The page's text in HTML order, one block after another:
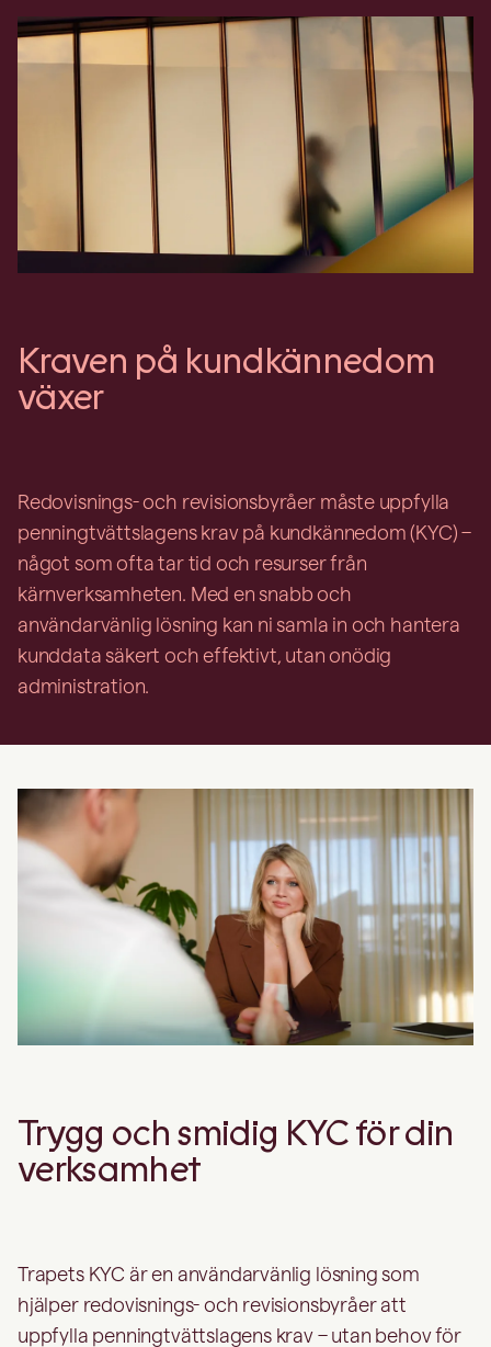
Kraven på kundkännedom
växer
Redovisnings- och revisionsbyråer måste uppfylla
penningtvättslagens krav på kundkännedom (KYC) –
något som ofta tar tid och resurser från
kärnverksamheten. Med en snabb och
användarvänlig lösning kan ni samla in och hantera
kunddata säkert och effektivt, utan onödig
administration.
Trygg och smidig KYC för din
verksamhet
Trapets KYC är en användarvänlig lösning som
hjälper redovisnings- och revisionsbyråer att
uppfylla penningtvättslagens krav – utan behov för